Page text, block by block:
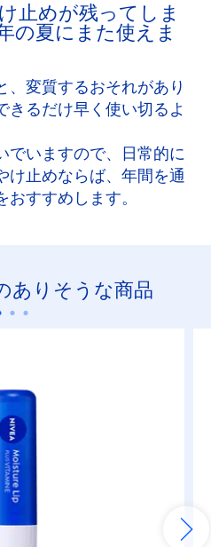
止めが残ってしま
の夏にまた使えま
、変質するおそれがあり
きるだけ早く使い切るよ
でいますので、日常的に
け止めならば、年間を通
すすめします。
ありそうな商品